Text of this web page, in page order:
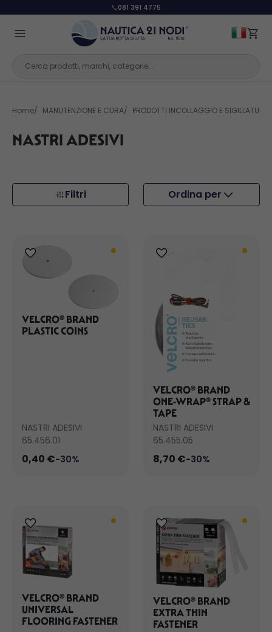
393 1232 121
Home MANUTENZIONE E CURA PRODOTTI INCOLLAGGIO E SIGILLATURA
NASTRI ADESIVI
Filtri Ordina per
VELCRO® BRAND
PLASTIC COINS
NASTRI ADESIVI
65.456.01
0,40 €-30%
VELCRO® BRAND
ONE-WRAP® STRAP &
TAPE
NASTRI ADESIVI
65.455.05
8,70 €-30%
VELCRO® BRAND
UNIVERSAL
FLOORING FASTENER
VELCRO® BRAND
EXTRA THIN
FASTENER